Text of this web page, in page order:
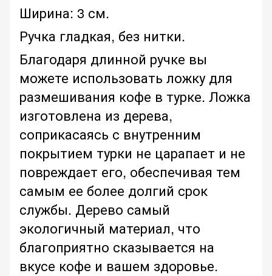
Ширина: 3 см.
Ручка гладкая, без нитки.
Благодаря длинной ручке вы
можете использовать ложку для
размешивания кофе в турке. Ложка
изготовлена из дерева,
соприкасаясь с внутренним
покрытием турки не царапает и не
повреждает его, обеспечивая тем
самым ее более долгий срок
службы. Дерево самый
экологичный материал, что
благоприятно сказывается на
вкусе кофе и вашем здоровье.